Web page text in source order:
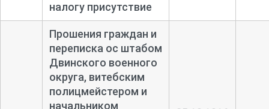
налогу присутствие
Прошения граждан и
переписка ос штабом
Двинского военного
округа, витебским
полицмейстером и
начальником